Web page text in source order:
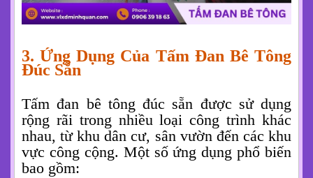
3. Ứng Dụng Của Tấm Đan Bê Tông
Đúc Sẵn
Tấm đan bê tông đúc sẵn được sử dụng
rộng rãi trong nhiều loại công trình khác
nhau, từ khu dân cư, sân vườn đến các khu
vực công cộng. Một số ứng dụng phổ biến
bao gồm: